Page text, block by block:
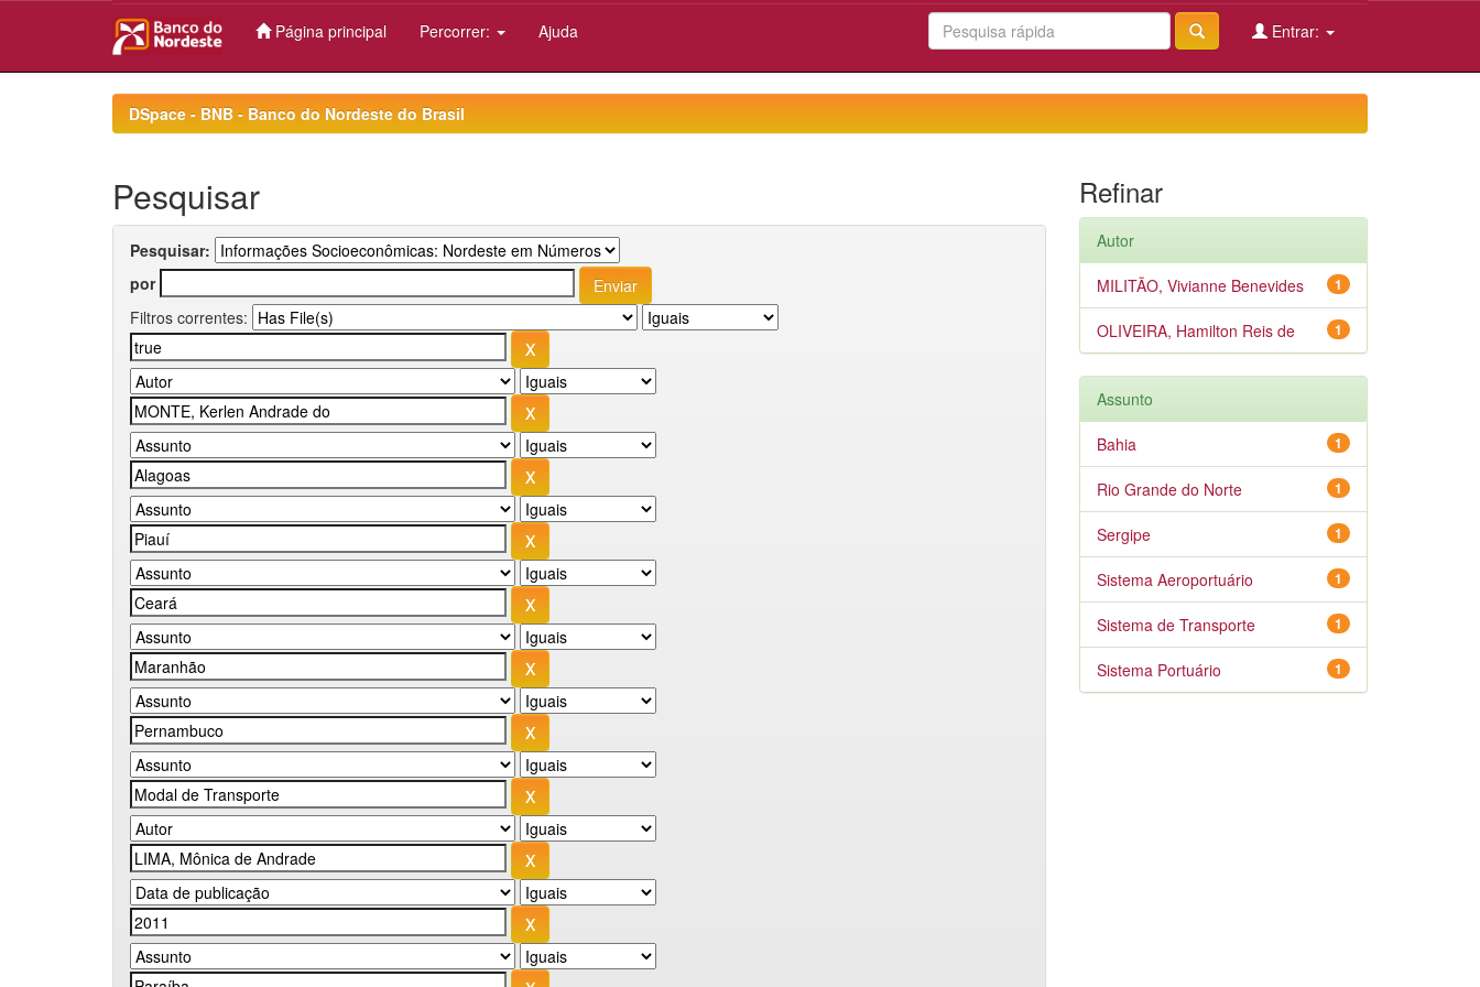
Página principal Percorrer: Ajuda Entrar:
DSpace - BNB - Banco do Nordeste do Brasil
Pesquisar
Pesquisar:
por
Filtros correntes:
Refinar
Autor
1
MILITÃO, Vivianne Benevides
1
OLIVEIRA, Hamilton Reis de
Assunto
1
Bahia
1
Rio Grande do Norte
1
Sergipe
1
Sistema Aeroportuário
1
Sistema de Transporte
1
Sistema Portuário